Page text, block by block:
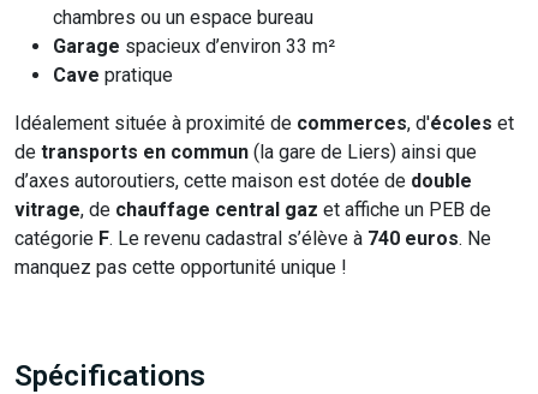
chambres ou un espace bureau
Garage spacieux d’environ 33 m²
Cave pratique
Idéalement située à proximité de commerces, d'écoles et
de transports en commun (la gare de Liers) ainsi que
d’axes autoroutiers, cette maison est dotée de double
vitrage, de chauffage central gaz et affiche un PEB de
catégorie F. Le revenu cadastral s’élève à 740 euros. Ne
manquez pas cette opportunité unique !
Spécifications